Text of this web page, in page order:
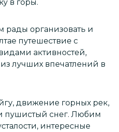
в горы.
рады организовать и
путешествие с
активностей,
лучших впечатлений в
движение горных рек,
пушистый снег. Любим
интересные